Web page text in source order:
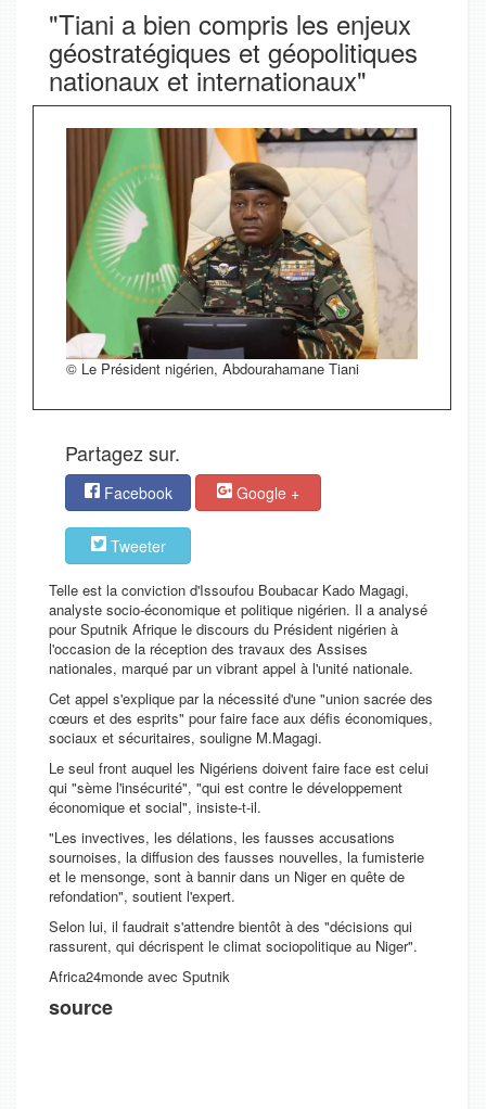
"Tiani a bien compris les enjeux
géostratégiques et géopolitiques
nationaux et internationaux"
© Le Président nigérien, Abdourahamane Tiani
Partagez sur.
Facebook Google +
Tweeter
Telle est la conviction d'Issoufou Boubacar Kado Magagi,
analyste socio-économique et politique nigérien. Il a analysé
pour Sputnik Afrique le discours du Président nigérien à
l'occasion de la réception des travaux des Assises
nationales, marqué par un vibrant appel à l'unité nationale.
Cet appel s'explique par la nécessité d'une "union sacrée des
cœurs et des esprits" pour faire face aux défis économiques,
sociaux et sécuritaires, souligne M.Magagi.
Le seul front auquel les Nigériens doivent faire face est celui
qui "sème l'insécurité", "qui est contre le développement
économique et social", insiste-t-il.
"Les invectives, les délations, les fausses accusations
sournoises, la diffusion des fausses nouvelles, la fumisterie
et le mensonge, sont à bannir dans un Niger en quête de
refondation", soutient l'expert.
Selon lui, il faudrait s'attendre bientôt à des "décisions qui
rassurent, qui décrispent le climat sociopolitique au Niger".
Africa24monde avec Sputnik
source